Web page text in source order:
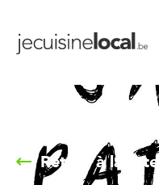
Retour à la liste